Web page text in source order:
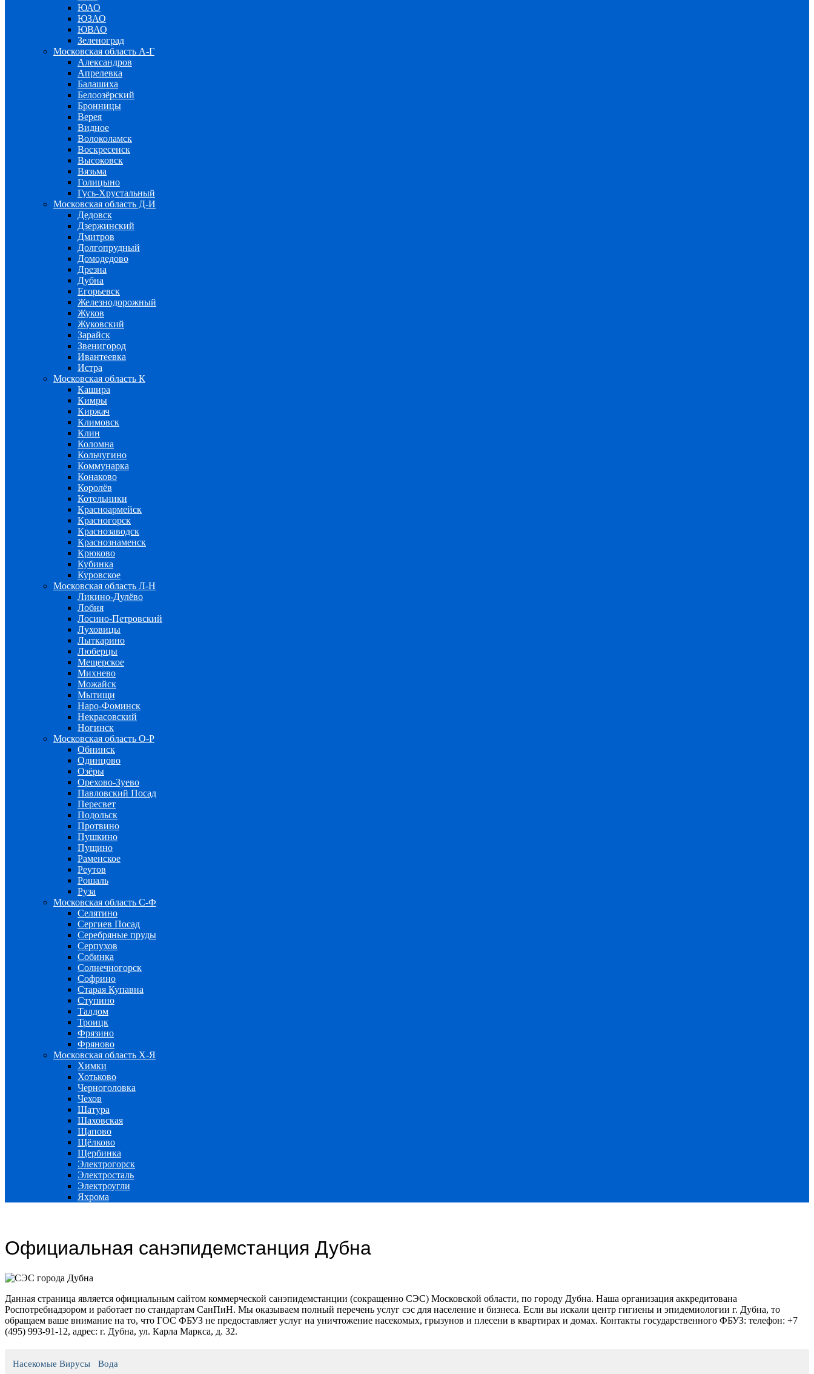
ЮАО
ЮЗАО
ЮВАО
Зеленоград
Московская область А-Г
Александров
Апрелевка
Балашиха
Белоозёрский
Бронницы
Верея
Видное
Волоколамск
Воскресенск
Высоковск
Вязьма
Голицыно
Гусь-Хрустальный
Московская область Д-И
Дедовск
Дзержинский
Дмитров
Долгопрудный
Домодедово
Дрезна
Дубна
Егорьевск
Железнодорожный
Жуков
Жуковский
Зарайск
Звенигород
Ивантеевка
Истра
Московская область К
Кашира
Кимры
Киржач
Климовск
Клин
Коломна
Кольчугино
Коммунарка
Конаково
Королёв
Котельники
Красноармейск
Красногорск
Краснозаводск
Краснознаменск
Крюково
Кубинка
Куровское
Московская область Л-Н
Ликино-Дулёво
Лобня
Лосино-Петровский
Луховицы
Лыткарино
Люберцы
Мещерское
Михнево
Можайск
Мытищи
Наро-Фоминск
Некрасовский
Ногинск
Московская область О-Р
Обнинск
Одинцово
Озёры
Орехово-Зуево
Павловский Посад
Пересвет
Подольск
Протвино
Пушкино
Пущино
Раменское
Реутов
Рошаль
Руза
Московская область С-Ф
Селятино
Сергиев Посад
Серебряные пруды
Серпухов
Собинка
Солнечногорск
Софрино
Старая Купавна
Ступино
Талдом
Троицк
Фрязино
Фряново
Московская область Х-Я
Химки
Хотьково
Черноголовка
Чехов
Шатура
Шаховская
Щапово
Щёлково
Щербинка
Электрогорск
Электросталь
Электроугли
Яхрома
Официальная санэпидемстанция Дубна
Данная страница является официальным сайтом коммерческой санэпидемстанции (сокращенно СЭС) Московской области, по городу Дубна. Наша организация аккредитована
Роспотребнадзором и работает по стандартам СанПиН. Мы оказываем полный перечень услуг сэс для население и бизнеса. Если вы искали центр гигиены и эпидемиологии г. Дубна, то
обращаем ваше внимание на то, что ГОС ФБУЗ не предоставляет услуг на уничтожение насекомых, грызунов и плесени в квартирах и домах. Контакты государственного ФБУЗ: телефон: +7
(495) 993-91-12, адрес: г. Дубна, ул. Карла Маркса, д. 32.
Насекомые Вирусы Вода